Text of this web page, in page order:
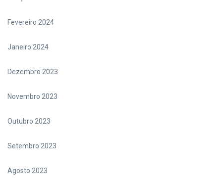
Fevereiro 2024
Janeiro 2024
Dezembro 2023
Novembro 2023
Outubro 2023
Setembro 2023
Agosto 2023